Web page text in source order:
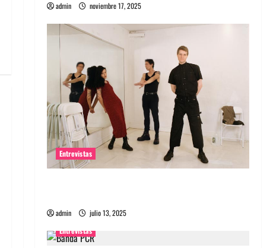
admin noviembre 17, 2025
Entrevistas
admin
julio 13, 2025
Entrevistas